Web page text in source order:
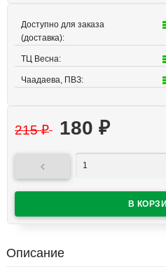
Доступно для заказа
(доставка):
ТЦ Весна:
Чаадаева, ПВЗ:
215₽ 180 ₽

Описание